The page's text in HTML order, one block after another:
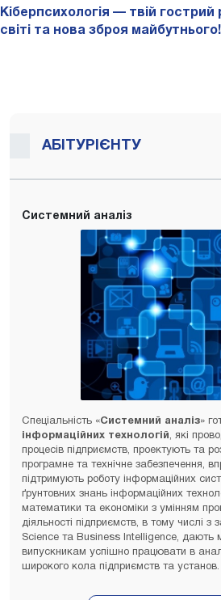
Кіберпсихологія — твій
світі та нова зброя майбутнього!
АБІТУРІЄНТУ
Системний аналіз
Спеціальність «Системний аналіз»
інформаційних технологій, які
процесів підприємств, проектують та
програмне та технічне забезпечення,
підтримують роботу інформаційних
ґрунтовних знань інформаційних
математики та економіки з умінням
діяльності підприємств, в тому числі з
Science та Business Intelligence, дають
випускникам успішно працювати в
широкого кола підприємств та установ.